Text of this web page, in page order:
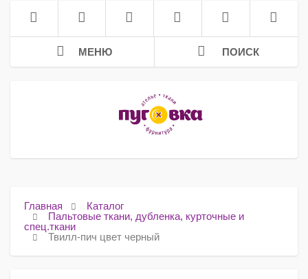
МЕНЮ ПОИСК
Главная
Каталог
Пальтовые ткани, дубленка, курточные и
спец.ткани
Твилл-пич цвет черный